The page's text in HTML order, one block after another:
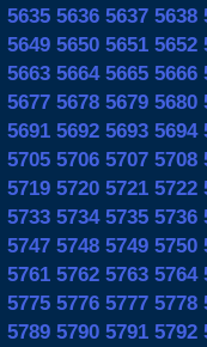
5635 5636 5637 5638
5649 5650 5651 5652
5663 5664 5665 5666
5677 5678 5679 5680
5691 5692 5693 5694
5705 5706 5707 5708
5719 5720 5721 5722
5733 5734 5735 5736
5747 5748 5749 5750
5761 5762 5763 5764
5775 5776 5777 5778
5789 5790 5791 5792